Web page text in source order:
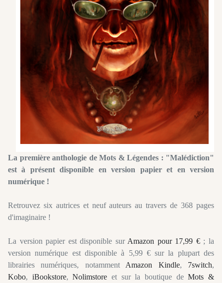
La première anthologie de Mots & Légendes : "Malédiction"
est à présent disponible en version papier et en version
numérique !
Retrouvez six autrices et neuf auteurs au travers de 368 pages
d'imaginaire !
La version papier est disponible sur Amazon pour 17,99 €; la
version numérique est disponible à 5,99 € sur la plupart des
librairies numériques, notamment Amazon Kindle, 7switch,
Kobo, iBookstore,Nolimstore et sur la boutique deMots &